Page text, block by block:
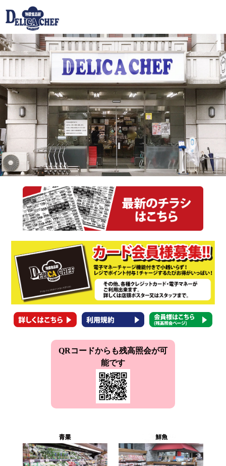
QRコードからも残高照会が可
能です